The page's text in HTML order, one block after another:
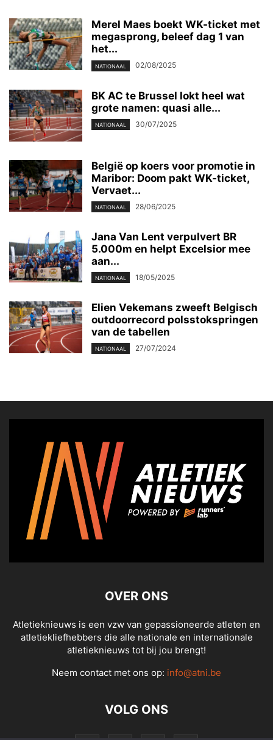
Merel Maes boekt WK-ticket met
megasprong, beleef dag 1 van
het...
NATIONAAL 02/08/2025
BK AC te Brussel lokt heel wat
grote namen: quasi alle...
NATIONAAL 30/07/2025
België op koers voor promotie in
Maribor: Doom pakt WK-ticket,
Vervaet...
NATIONAAL 28/06/2025
Jana Van Lent verpulvert BR
5.000m en helpt Excelsior mee
aan...
NATIONAAL 18/05/2025
Elien Vekemans zweeft Belgisch
outdoorrecord polsstokspringen
van de tabellen
NATIONAAL 27/07/2024
OVER ONS
Atletieknieuws is een vzw van gepassioneerde atleten en
atletiekliefhebbers die alle nationale en internationale
atletieknieuws tot bij jou brengt!
Neem contact met ons op: info@atni.be
VOLG ONS